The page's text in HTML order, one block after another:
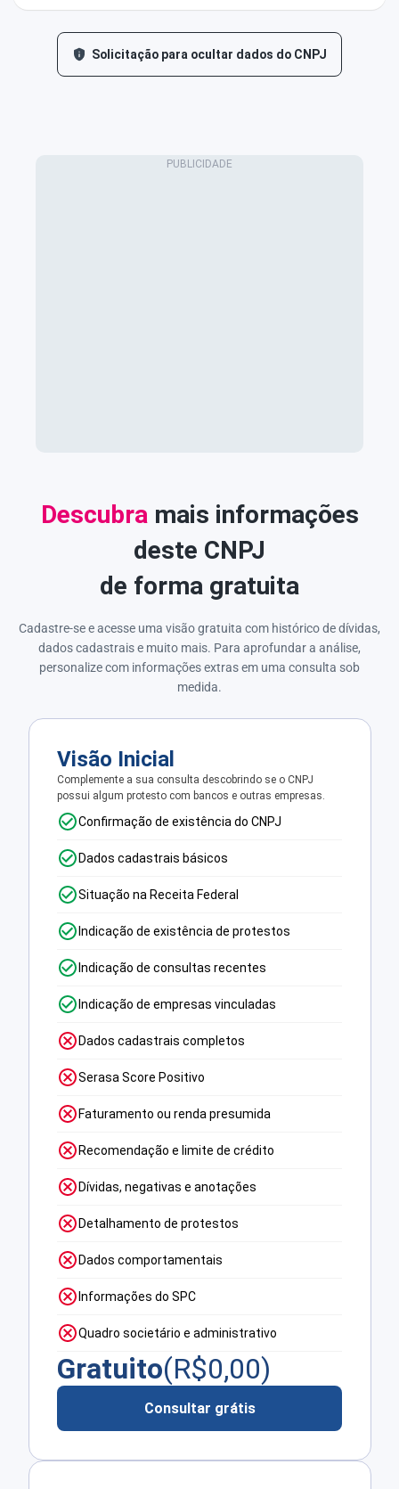
Solicitação para ocultar dados do CNPJ
Descubra mais informações
deste CNPJ
de forma gratuita
Cadastre-se e acesse uma visão gratuita com histórico de dívidas,
dados cadastrais e muito mais. Para aprofundar a análise,
personalize com informações extras em uma consulta sob
medida.
Visão Inicial
Complemente a sua consulta descobrindo se o CNPJ
possui algum protesto com bancos e outras empresas.
Confirmação de existência do CNPJ
Dados cadastrais básicos
Situação na Receita Federal
Indicação de existência de protestos
Indicação de consultas recentes
Indicação de empresas vinculadas
Dados cadastrais completos
Serasa Score Positivo
Faturamento ou renda presumida
Recomendação e limite de crédito
Dívidas, negativas e anotações
Detalhamento de protestos
Dados comportamentais
Informações do SPC
Quadro societário e administrativo
Gratuito(R$0,00)
Consultar grátis